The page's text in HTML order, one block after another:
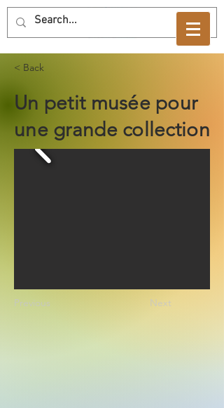
< Back
Un petit musée pour
une grande collection
Previous Next